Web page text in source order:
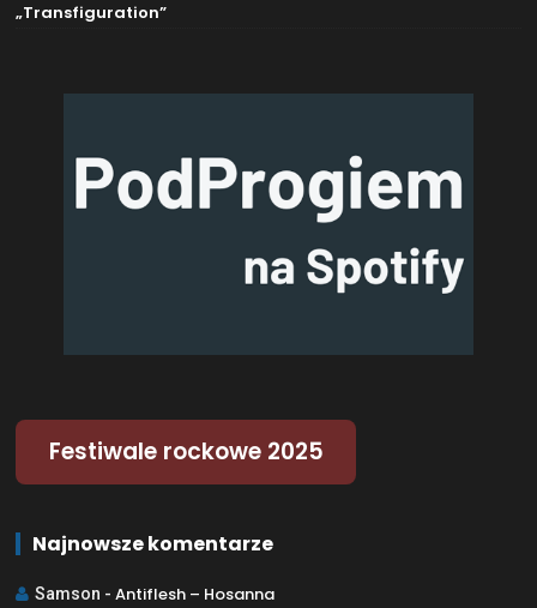
„Transfiguration”
Festiwale rockowe 2025
Najnowsze komentarze
Samson -Antiflesh – Hosanna